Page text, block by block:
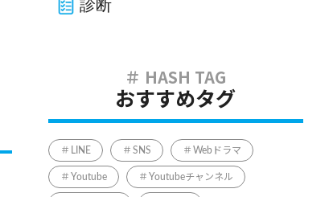
診断
おすすめタグ
LINE SNS Webドラマ
Youtube Youtubeチャンネル